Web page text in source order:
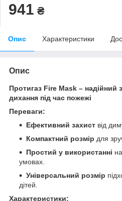
941 ₴
Опис Характеристики
Опис
Протигаз Fire Mask – надійний
дихання під час пожежі
Переваги:
Ефективний захист від
Компактний розмір для
Простий у використанні
умовах.
Універсальний розмір
дітей.
Характеристики: